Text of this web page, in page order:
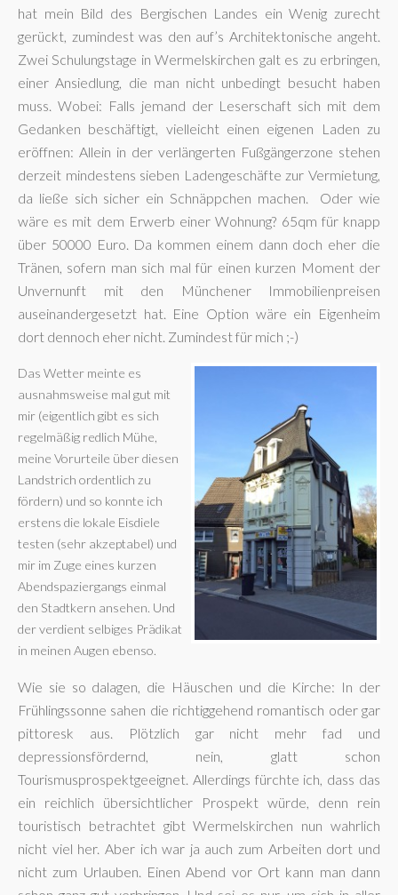
hat mein Bild des Bergischen Landes ein Wenig zurecht
gerückt, zumindest was den auf’s Architektonische angeht.
Zwei Schulungstage in Wermelskirchen galt es zu erbringen,
einer Ansiedlung, die man nicht unbedingt besucht haben
muss. Wobei: Falls jemand der Leserschaft sich mit dem
Gedanken beschäftigt, vielleicht einen eigenen Laden zu
eröffnen: Allein in der verlängerten Fußgängerzone stehen
derzeit mindestens sieben Ladengeschäfte zur Vermietung,
da ließe sich sicher ein Schnäppchen machen. Oder wie
wäre es mit dem Erwerb einer Wohnung? 65qm für knapp
über 50000 Euro. Da kommen einem dann doch eher die
Tränen, sofern man sich mal für einen kurzen Moment der
Unvernunft mit den Münchener Immobilienpreisen
auseinandergesetzt hat. Eine Option wäre ein Eigenheim
dort dennoch eher nicht. Zumindest für mich ;-)
Das Wetter meinte es
ausnahmsweise mal gut mit
mir (eigentlich gibt es sich
regelmäßig redlich Mühe,
meine Vorurteile über diesen
Landstrich ordentlich zu
fördern) und so konnte ich
erstens die lokale Eisdiele
testen (sehr akzeptabel) und
mir im Zuge eines kurzen
Abendspaziergangs einmal
den Stadtkern ansehen. Und
der verdient selbiges Prädikat
in meinen Augen ebenso.
Wie sie so dalagen, die Häuschen und die Kirche: In der
Frühlingssonne sahen die richtiggehend romantisch oder gar
pittoresk aus. Plötzlich gar nicht mehr fad und
depressionsfördernd, nein, glatt schon
Tourismusprospektgeeignet. Allerdings fürchte ich, dass das
ein reichlich übersichtlicher Prospekt würde, denn rein
touristisch betrachtet gibt Wermelskirchen nun wahrlich
nicht viel her. Aber ich war ja auch zum Arbeiten dort und
nicht zum Urlauben. Einen Abend vor Ort kann man dann